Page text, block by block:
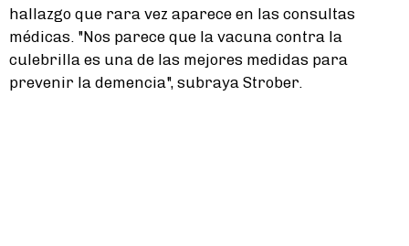
hallazgo que rara vez aparece en las consultas
médicas. "Nos parece que la vacuna contra la
culebrilla es una de las mejores medidas para
prevenir la demencia", subraya Strober.